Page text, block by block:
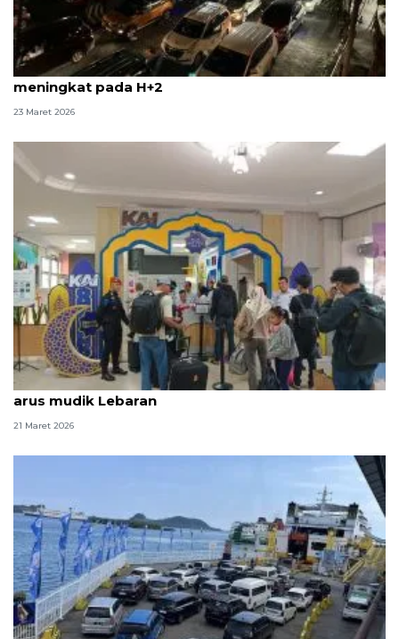
Pemudik arus balik di Pelabuhan Bakauheni mulai
meningkat pada H+2
23 Maret 2026
KAI Tanjungkarang catat 39.678 penumpang pada
arus mudik Lebaran
21 Maret 2026